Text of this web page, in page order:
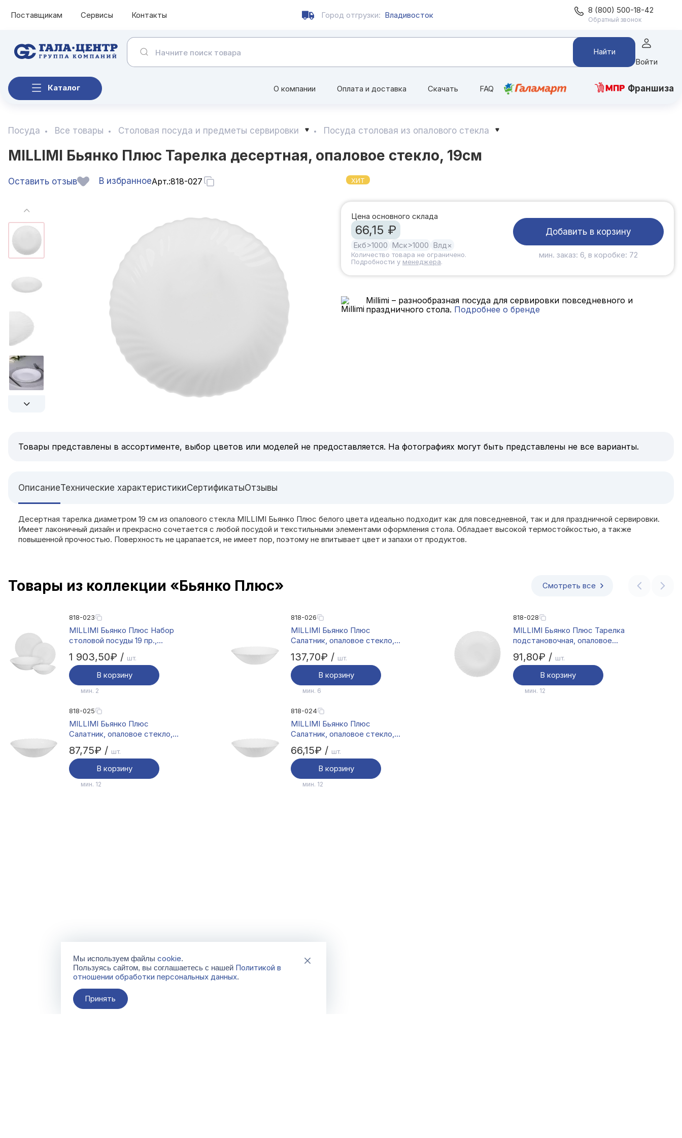
Поставщикам Сервисы Контакты Город отгрузки: Владивосток 8 (800) 500-18-42
Обратный звонок
Найти
Войти
Каталог О компании Оплата и доставка Скачать FAQ Франшиза
Посуда Все товары Столовая посуда и предметы сервировки Посуда столовая из опалового стекла
MILLIMI Бьянко Плюс Тарелка десертная, опаловое стекло, 19см
Оставить отзыв В избранноеАрт.:818-027 ХИТ
Цена основного склада
66,15 ₽
Екб>1000 Мск>1000 Влд×
Количество товара не ограничено.
Подробности у менеджера.
Добавить в корзину
мин. заказ: 6, в коробке: 72
Millimi – разнообразная посуда для сервировки повседневного и
праздничного стола. Подробнее о бренде
Товары представлены в ассортименте, выбор цветов или моделей не предоставляется. На фотографиях могут быть представлены не все варианты.
ОписаниеТехнические характеристикиСертификатыОтзывы
Десертная тарелка диаметром 19 см из опалового стекла MILLIMI Бьянко Плюс белого цвета идеально подходит как для повседневной, так и для праздничной сервировки.
Имеет лаконичный дизайн и прекрасно сочетается с любой посудой и текстильными элементами оформления стола. Обладает высокой термостойкостью, а также
повышенной прочностью. Поверхность не царапается, не имеет пор, поэтому не впитывает цвет и запахи от продуктов.
Товары из коллекции «Бьянко Плюс» Смотреть все
818-023
MILLIMI Бьянко Плюс Набор
столовой посуды 19 пр.,
опаловое стекло
1 903,50₽ / шт.
В корзину
мин. 2
818-026
MILLIMI Бьянко Плюс
Салатник, опаловое стекло,
23см, 1500мл
137,70₽ / шт.
В корзину
мин. 6
818-028
MILLIMI Бьянко Плюс Тарелка
подстановочная, опаловое
стекло, 24см
91,80₽ / шт.
В корзину
мин. 12
818-025
MILLIMI Бьянко Плюс
Салатник, опаловое стекло,
19см, 700мл
87,75₽ / шт.
В корзину
мин. 12
818-024
MILLIMI Бьянко Плюс
Салатник, опаловое стекло,
16.5см,400мл
66,15₽ / шт.
В корзину
мин. 12
Мы используем файлы cookie.
Пользуясь сайтом, вы соглашаетесь с нашей Политикой в
отношении обработки персональных данных.
Принять